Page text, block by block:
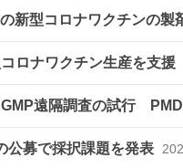
新型コロナワクチンの製
ロナワクチン生産を支
GMP遠隔調査の試行
公募で採択課題を発表